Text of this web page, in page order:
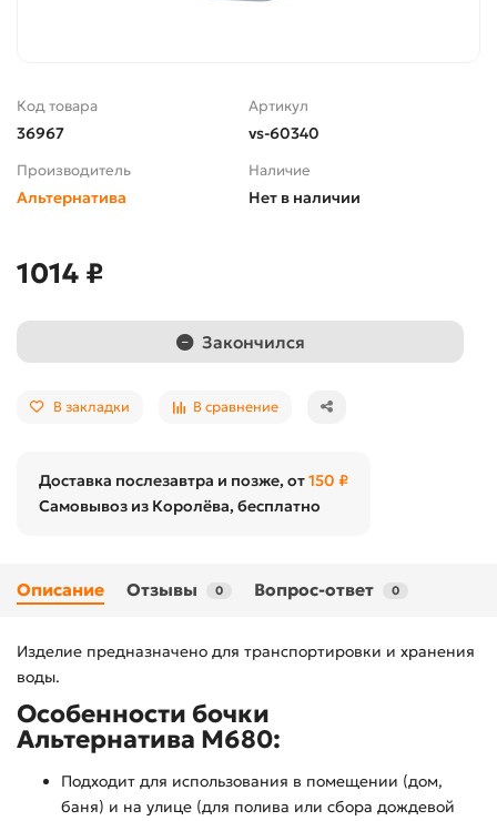
Код товара
36967
Артикул
vs-60340
Производитель
Альтернатива
Наличие
Нет в наличии
1014 ₽
Закончился
В закладки В сравнение
Доставка послезавтра и позже, от150 ₽
Самовывоз из Королёва, бесплатно
Описание Отзывы 0 Вопрос-ответ 0
Изделие предназначено для транспортировки и хранения
воды.
Особенности бочки
Альтернатива М680:
Подходит для использования в помещении (дом,
баня) и на улице (для полива или сбора дождевой